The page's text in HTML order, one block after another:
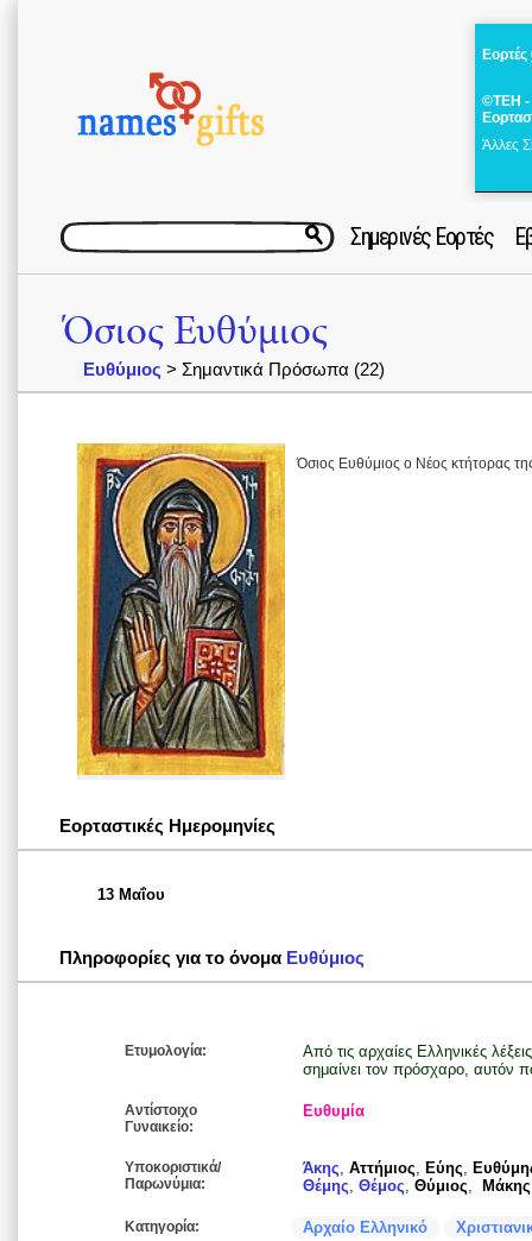
Εορτές
©ΤΕΗ -
Άλλες
Σημερινές Εορτές
Όσιος Ευθύμιος
Ευθύμιος > Σημαντικά Πρόσωπα (22)
Όσιος Ευθύμιος ο Νέος κτήτορας
Εορταστικές Ημερομηνίες
13 Μαΐου
Πληροφορίες για το όνομα Ευθύμιος
Ετυμολογία:
Από τις αρχαίες Ελληνικές
σημαίνει τον πρόσχαρο, αυτόν
Αντίστοιχο
Γυναικείο:
Ευθυμία
Υποκοριστικά/
Παρωνύμια:
Άκης, Αττήμιος, Εύης,
Θέμης, Θέμος, Θύμιος, Μάκης
Κατηγορία: Αρχαίο Ελληνικό